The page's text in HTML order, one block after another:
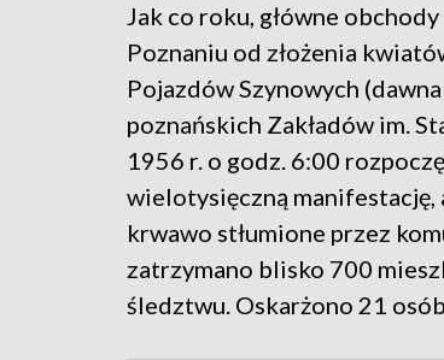
Jak co roku, główne
Poznaniu od złożenia
Pojazdów Szynowych
poznańskich Zakładów im.
1956 r. o godz. 6:00
wielotysięczną manifestację,
krwawo stłumione przez
zatrzymano blisko 700
śledztwu. Oskarżono 21